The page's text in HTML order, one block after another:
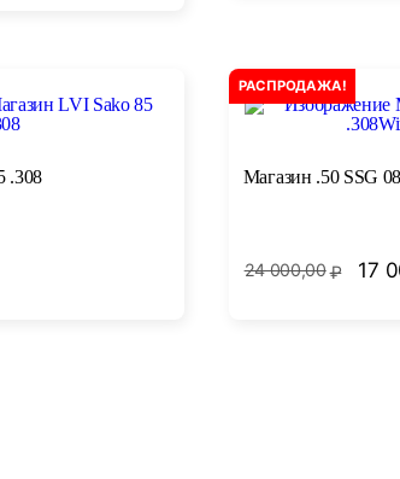
.308
РАСПРОДАЖА!
Магазин .50 SSG
24 000,00₽ 17